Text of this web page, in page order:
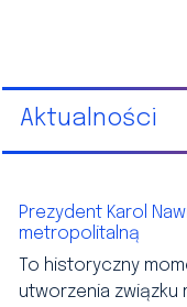
Aktualności
Prezydent Karol
metropolitalną
To historyczny
utworzenia związku